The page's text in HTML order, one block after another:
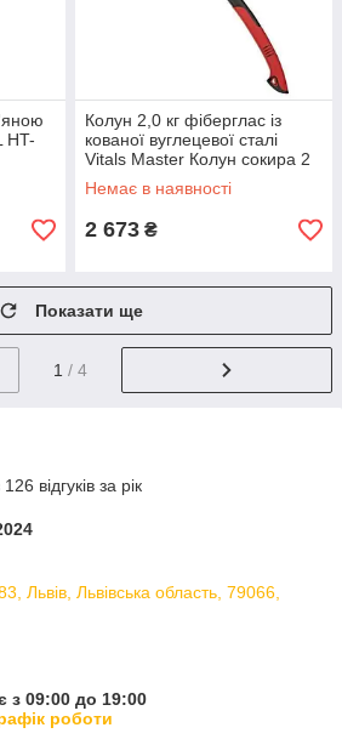
HT-
Колун 2,0 кг фіберглас із
кованої вуглецевої сталі
Vitals Master Колун сокира 2
кг
Немає в наявності
2 673 ₴
Показати ще
1 / 4
відгуків за рік
Львів, Львівська область, 79066,
з 09:00 до 19:00
роботи